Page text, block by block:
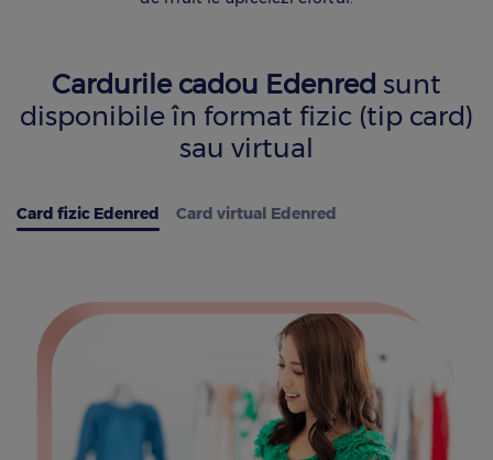
Cardurile cadou Edenred sunt
disponibile în format fizic (tip card)
sau virtual
Card fizic Edenred Card virtual Edenred